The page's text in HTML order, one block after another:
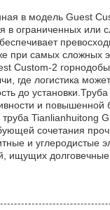
в модель Guest
в ограниченных
при самых сложных
Custom-2
где логистика
до
и повышенной
Tianlianhuitong
сочетания
и углеродистые
ищущих